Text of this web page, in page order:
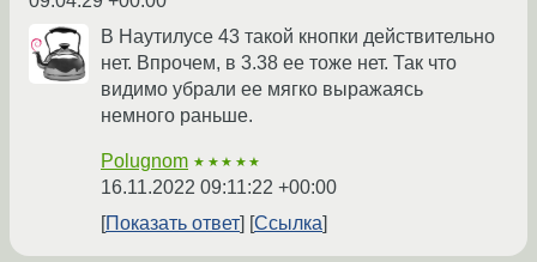
В Наутилусе 43 такой кнопки действительно
нет. Впрочем, в 3.38 ее тоже нет. Так что
видимо убрали ее мягко выражаясь
немного раньше.
Polugnom ★★★★★
16.11.2022 09:11:22 +00:00
Показать ответ
Ссылка